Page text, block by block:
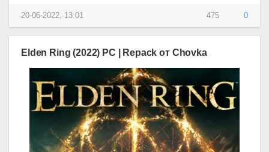
475 0
20-06-2022, 13:01
Elden Ring (2022) PC | Repack от Chovka